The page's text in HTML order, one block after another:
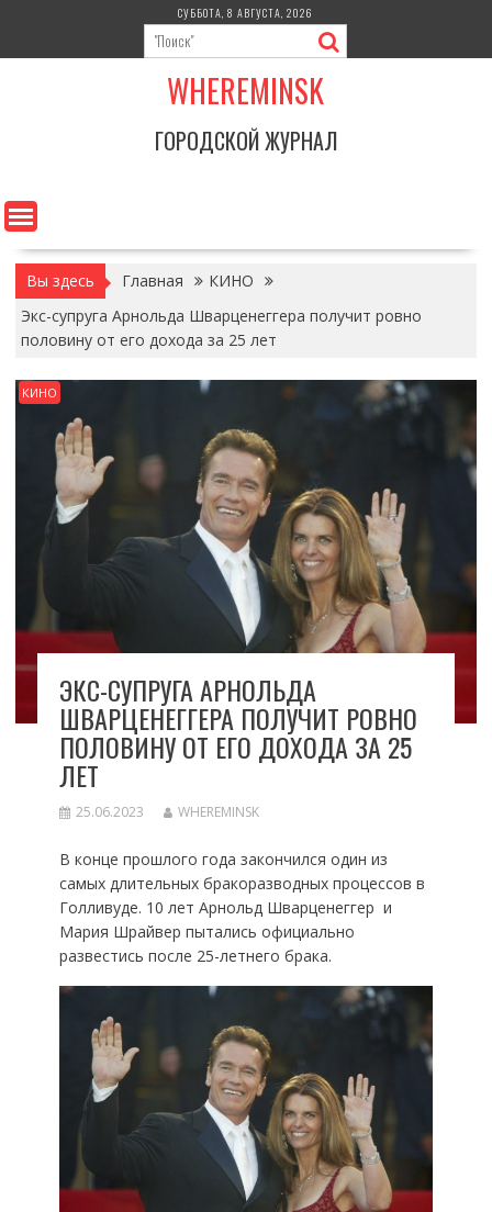
содержимому
СУББОТА, 8 АВГУСТА, 2026
WHEREMINSK
ГОРОДСКОЙ ЖУРНАЛ
Вы здесь Главная
КИНО
Экс-супруга Арнольда Шварценеггера получит ровно
половину от его дохода за 25 лет
КИНО
ЭКС-СУПРУГА АРНОЛЬДА
ШВАРЦЕНЕГГЕРА ПОЛУЧИТ РОВНО
ПОЛОВИНУ ОТ ЕГО ДОХОДА ЗА 25
ЛЕТ
25.06.2023 WHEREMINSK
В конце прошлого года закончился один из
самых длительных бракоразводных процессов в
Голливуде. 10 лет Арнольд Шварценеггер и
Мария Шрайвер пытались официально
развестись после 25-летнего брака.